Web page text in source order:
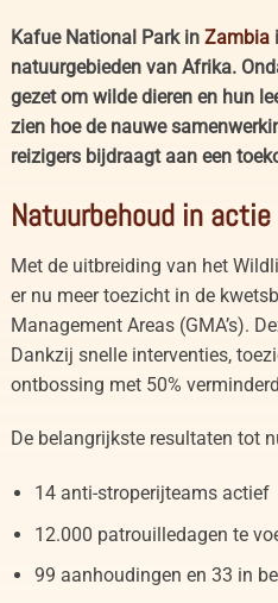
Kafue National Park in Zambia
natuurgebieden van Afrika.
gezet om wilde dieren en hun
zien hoe de nauwe
reizigers bijdraagt aan een
Natuurbehoud in actie
Met de uitbreiding van het
er nu meer toezicht in de
Management Areas (GMA’s).
Dankzij snelle interventies,
ontbossing met 50%
De belangrijkste resultaten tot
14 anti-stroperijteams actief
12.000 patrouilledagen te
99 aanhoudingen en 33 in